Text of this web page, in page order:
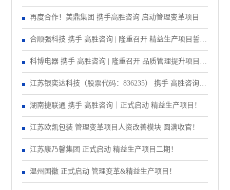
再度合作！美鼎集团 携手高胜咨询 启动管理变革项目
合顺强科技 携手 高胜咨询 | 隆重召开 精益生产项目誓师
大会！
科博电器 携手 高胜咨询 | 隆重召开 品质管理提升项目启
动大会！
江苏银奕达科技（股票代码：836235） 携手 高胜咨询｜
正式启动 管理变革项目
湖南捷联通 携手 高胜咨询｜正式启动 精益生产项目！
江苏欧凯包装 管理变革项目人资改善模块 圆满收官！
江苏康乃馨集团 正式启动 精益生产项目二期！
温州国徽 正式启动 管理变革&精益生产项目！